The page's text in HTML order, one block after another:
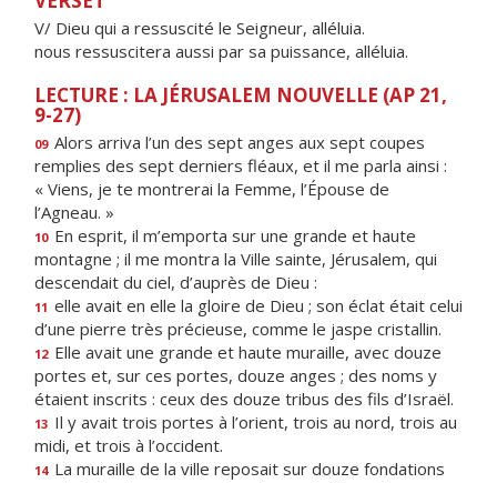
V/ Dieu qui a ressuscité le Seigneur, alléluia.
nous ressuscitera aussi par sa puissance, alléluia.
LECTURE : LA JÉRUSALEM NOUVELLE (AP 21,
9-27)
09 Alors arriva l’un des sept anges aux sept coupes
remplies des sept derniers fléaux, et il me parla ainsi :
« Viens, je te montrerai la Femme, l’Épouse de
l’Agneau. »
10 En esprit, il m’emporta sur une grande et haute
montagne ; il me montra la Ville sainte, Jérusalem, qui
descendait du ciel, d’auprès de Dieu :
11 elle avait en elle la gloire de Dieu ; son éclat était celui
d’une pierre très précieuse, comme le jaspe cristallin.
12 Elle avait une grande et haute muraille, avec douze
portes et, sur ces portes, douze anges ; des noms y
étaient inscrits : ceux des douze tribus des fils d’Israël.
13 Il y avait trois portes à l’orient, trois au nord, trois au
midi, et trois à l’occident.
14 La muraille de la ville reposait sur douze fondations